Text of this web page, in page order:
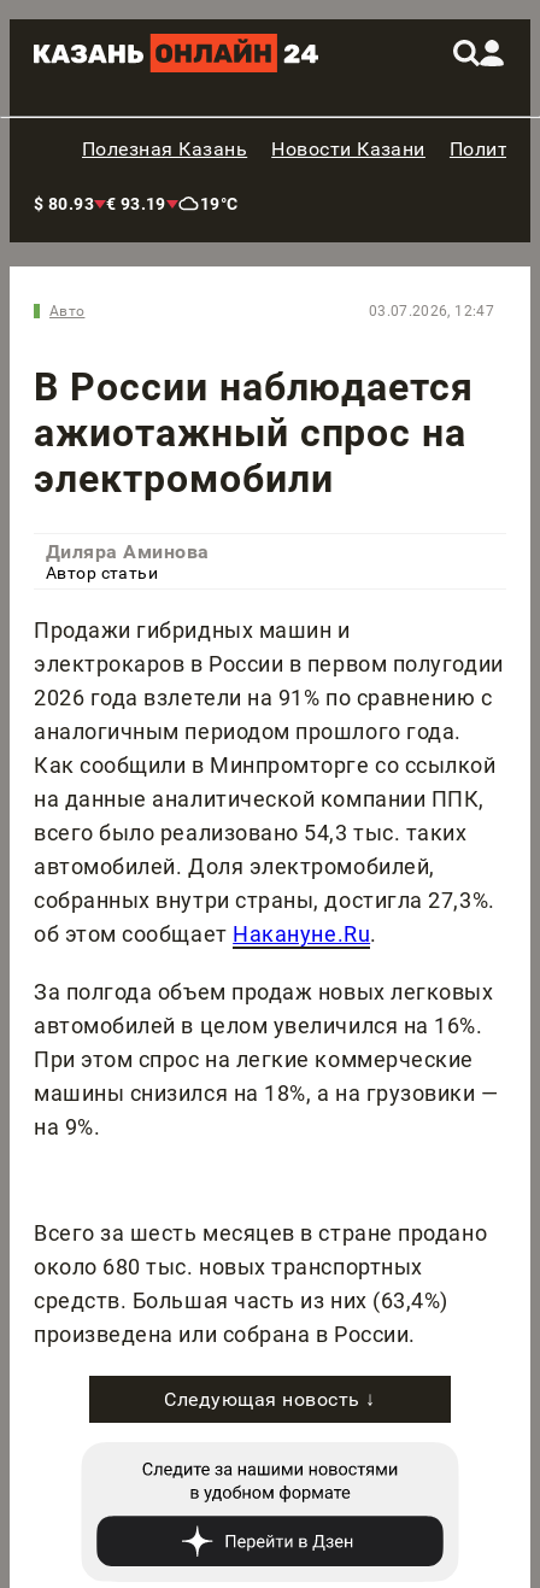
Полезная Казань Новости Казани
$ 80.93 € 93.19 19°C
Авто 03.07.2026, 12:47
В России наблюдается
ажиотажный спрос на
электромобили
Диляра Аминова
Автор статьи
Продажи гибридных машин и
электрокаров в России в первом полугодии
2026 года взлетели на 91% по сравнению с
аналогичным периодом прошлого года.
Как сообщили в Минпромторге со ссылкой
на данные аналитической компании ППК,
всего было реализовано 54,3 тыс. таких
автомобилей. Доля электромобилей,
собранных внутри страны, достигла 27,3%.
об этом сообщает Накануне.Ru.
За полгода объем продаж новых легковых
автомобилей в целом увеличился на 16%.
При этом спрос на легкие коммерческие
машины снизился на 18%, а на грузовики —
на 9%.
Всего за шесть месяцев в стране продано
около 680 тыс. новых транспортных
средств. Большая часть из них (63,4%)
произведена или собрана в России.
Следующая новость ↓